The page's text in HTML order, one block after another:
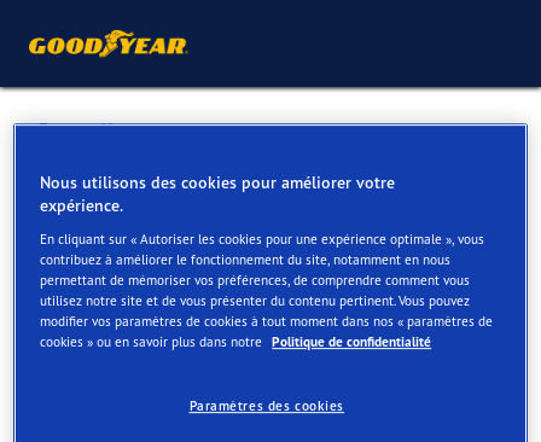
Retour liste
BLANCQUAERT L. BVBA
Services disponibles en ligne et en magasin
Contact Services
Nous utilisons des cookies pour améliorer votre
expérience.
En cliquant sur « Autoriser les cookies pour une expérience optimale », vous
contribuez à améliorer le fonctionnement du site, notamment en nous
permettant de mémoriser vos préférences, de comprendre comment vous
utilisez notre site et de vous présenter du contenu pertinent. Vous pouvez
modifier vos paramètres de cookies à tout moment dans nos « paramètres de
cookies » ou en savoir plus dans notre Politique de confidentialité
Paramètres des cookies